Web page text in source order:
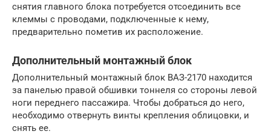
снятия главного блока потребуется отсоединить все
клеммы с проводами, подключенные к нему,
предварительно пометив их расположение.
Дополнительный монтажный блок
Дополнительный монтажный блок ВАЗ-2170 находится
за панелью правой обшивки тоннеля со стороны левой
ноги переднего пассажира. Чтобы добраться до него,
необходимо отвернуть винты крепления облицовки, и
снять ее.